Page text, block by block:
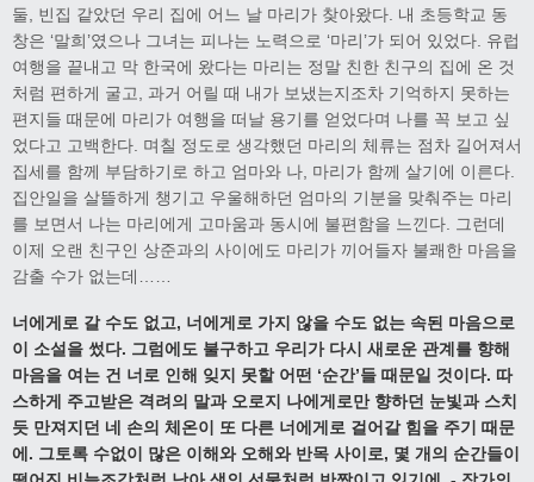
둘, 빈집 같았던 우리 집에 어느 날 마리가 찾아왔다. 내 초등학교 동
창은 ‘말희’였으나 그녀는 피나는 노력으로 ‘마리’가 되어 있었다. 유럽
여행을 끝내고 막 한국에 왔다는 마리는 정말 친한 친구의 집에 온 것
처럼 편하게 굴고, 과거 어릴 때 내가 보냈는지조차 기억하지 못하는
편지들 때문에 마리가 여행을 떠날 용기를 얻었다며 나를 꼭 보고 싶
었다고 고백한다. 며칠 정도로 생각했던 마리의 체류는 점차 길어져서
집세를 함께 부담하기로 하고 엄마와 나, 마리가 함께 살기에 이른다.
집안일을 살뜰하게 챙기고 우울해하던 엄마의 기분을 맞춰주는 마리
를 보면서 나는 마리에게 고마움과 동시에 불편함을 느낀다. 그런데
이제 오랜 친구인 상준과의 사이에도 마리가 끼어들자 불쾌한 마음을
감출 수가 없는데……
너에게로 갈 수도 없고, 너에게로 가지 않을 수도 없는 속된 마음으로
이 소설을 썼다. 그럼에도 불구하고 우리가 다시 새로운 관계를 향해
마음을 여는 건 너로 인해 잊지 못할 어떤 ‘순간’들 때문일 것이다. 따
스하게 주고받은 격려의 말과 오로지 나에게로만 향하던 눈빛과 스치
듯 만져지던 네 손의 체온이 또 다른 너에게로 걸어갈 힘을 주기 때문
에 . 그토록 수없이 많은 이해와 오해와 반목 사이로, 몇 개의 순간들이